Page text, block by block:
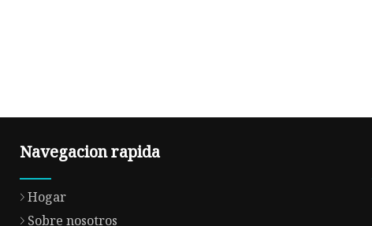
Navegacion rapida
Hogar
Sobre nosotros